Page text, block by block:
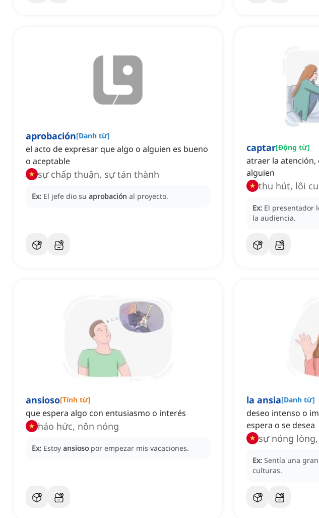
aprobación[Danh từ]
el acto de expresar que algo o alguien es bueno
o aceptable
sự chấp thuận, sự tán thành
Ex: El jefe dio su aprobación al proyecto.
captar[Động từ]
atraer la atención,
alguien
thu hút, lôi
Ex: El presentador
la audiencia.
ansioso[Tính từ]
que espera algo con entusiasmo o interés
háo hức, nôn nóng
Ex: Estoy ansioso por empezar mis vacaciones.
la ansia[Danh từ]
deseo intenso o
espera o se desea
sự nóng
Ex: Sentía una gran
culturas.